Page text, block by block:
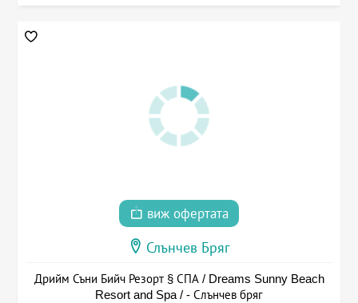
виж офертата
Слънчев Бряг
Дрийм Съни Бийч Резорт § СПА / Dreams Sunny Beach
Resort and Spa / - Слънчев бряг